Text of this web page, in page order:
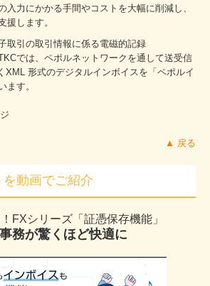
入力にかかる手間やコストを大幅に削減し、
援します。
引の取引情報に係る電磁的記録
では、ペポルネットワークを通して送受信
XML 形式のデジタルインボイスを「ペポルイ
ます。
▲ 戻る
動画でご紹介
FXシリーズ「証憑保存機能」
務が驚くほど快適に